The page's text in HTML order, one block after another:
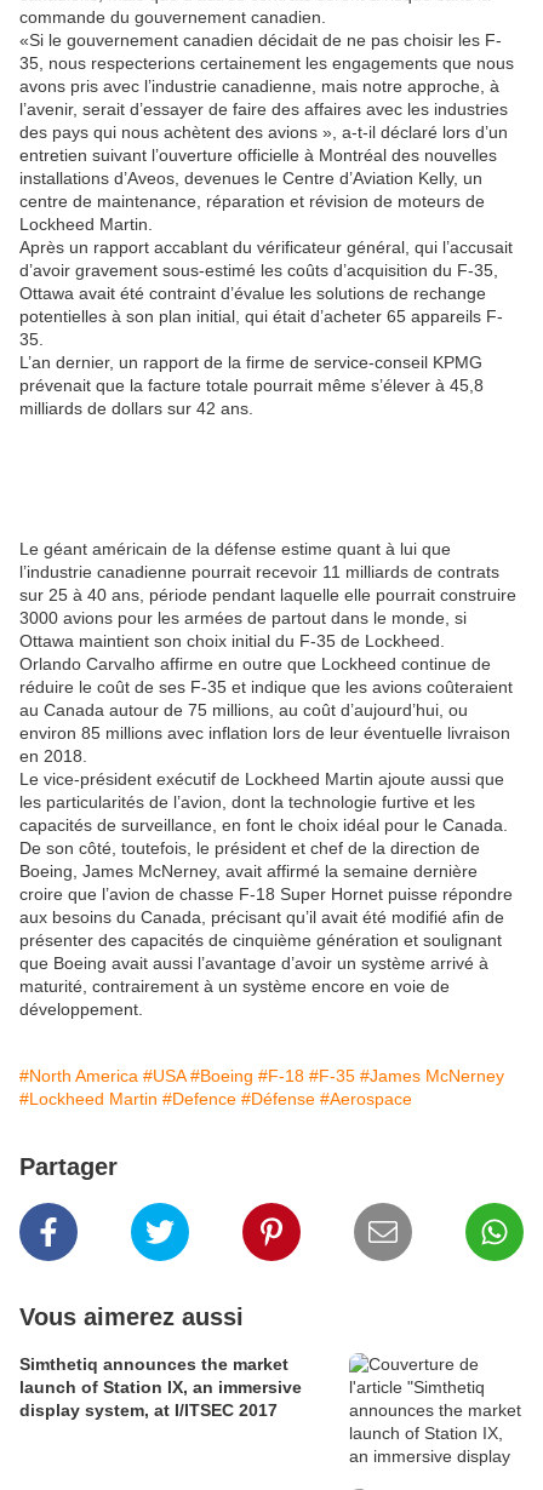
commande du gouvernement canadien.
«Si le gouvernement canadien décidait de ne pas choisir les F-
35, nous respecterions certainement les engagements que nous
avons pris avec l’industrie canadienne, mais notre approche, à
l’avenir, serait d’essayer de faire des affaires avec les industries
des pays qui nous achètent des avions », a-t-il déclaré lors d’un
entretien suivant l’ouverture officielle à Montréal des nouvelles
installations d’Aveos, devenues le Centre d’Aviation Kelly, un
centre de maintenance, réparation et révision de moteurs de
Lockheed Martin.
Après un rapport accablant du vérificateur général, qui l’accusait
d’avoir gravement sous-estimé les coûts d’acquisition du F-35,
Ottawa avait été contraint d’évalue les solutions de rechange
potentielles à son plan initial, qui était d’acheter 65 appareils F-
35.
L’an dernier, un rapport de la firme de service-conseil KPMG
prévenait que la facture totale pourrait même s’élever à 45,8
milliards de dollars sur 42 ans.
Le géant américain de la défense estime quant à lui que
l’industrie canadienne pourrait recevoir 11 milliards de contrats
sur 25 à 40 ans, période pendant laquelle elle pourrait construire
3000 avions pour les armées de partout dans le monde, si
Ottawa maintient son choix initial du F-35 de Lockheed.
Orlando Carvalho affirme en outre que Lockheed continue de
réduire le coût de ses F-35 et indique que les avions coûteraient
au Canada autour de 75 millions, au coût d’aujourd’hui, ou
environ 85 millions avec inflation lors de leur éventuelle livraison
en 2018.
Le vice-président exécutif de Lockheed Martin ajoute aussi que
les particularités de l’avion, dont la technologie furtive et les
capacités de surveillance, en font le choix idéal pour le Canada.
De son côté, toutefois, le président et chef de la direction de
Boeing, James McNerney, avait affirmé la semaine dernière
croire que l’avion de chasse F-18 Super Hornet puisse répondre
aux besoins du Canada, précisant qu’il avait été modifié afin de
présenter des capacités de cinquième génération et soulignant
que Boeing avait aussi l’avantage d’avoir un système arrivé à
maturité, contrairement à un système encore en voie de
développement.
#North America #USA #Boeing #F-18 #F-35 #James McNerney
#Lockheed Martin #Defence #Défense #Aerospace
Partager
Vous aimerez aussi
Simthetiq announces the market
launch of Station IX, an immersive
display system, at I/ITSEC 2017